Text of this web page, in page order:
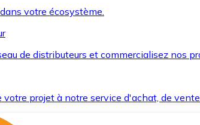
votre écosystème.
de distributeurs et commercialisez nos
votre projet à notre service d'achat, de